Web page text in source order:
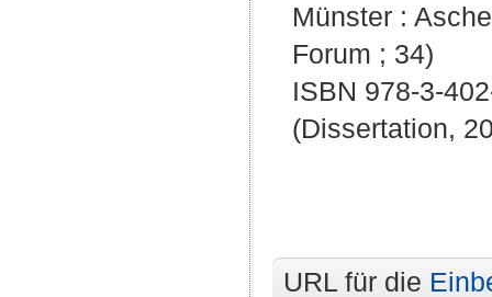
Münster :
Forum ; 34)
ISBN 978-3-
(Dissertation,
URL für die